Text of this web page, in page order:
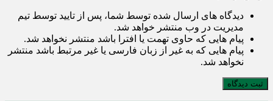
دیدگاه های ارسال شده توسط شما، پس از تایید توسط تیم
مدیریت در وب منتشر خواهد شد.
پیام هایی که حاوی تهمت یا افترا باشد منتشر نخواهد شد.
پیام هایی که به غیر از زبان فارسی یا غیر مرتبط باشد منتشر
نخواهد شد.
ثبت دیدگاه